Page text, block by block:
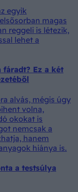
egyik
magas
reggeli is létezik,
lehet a
fáradt? Ez a két
alvás, mégis úgy
volna,
okokat is
nemcsak a
hanem
hiánya is.
a testsúlya